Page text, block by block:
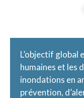
L’objectif global
humaines et les
inondations en
prévention,